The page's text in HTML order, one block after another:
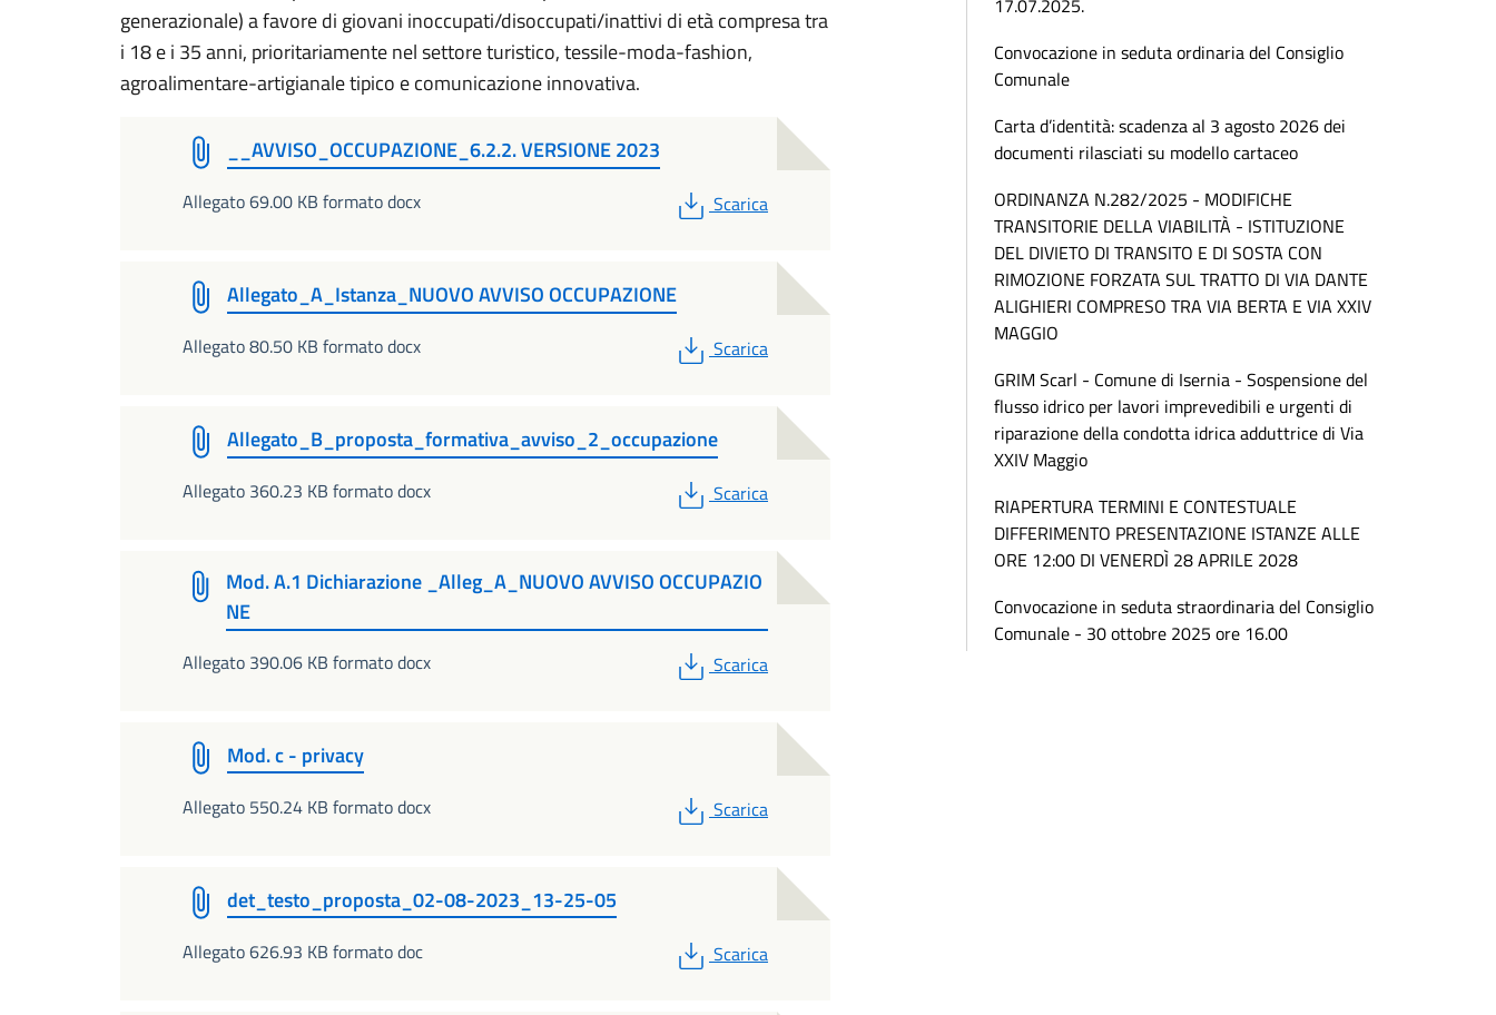
generazionale) a favore di giovani inoccupati/disoccupati/inattivi di età compresa tra
i 18 e i 35 anni, prioritariamente nel settore turistico, tessile-moda-fashion,
agroalimentare-artigianale tipico e comunicazione innovativa.
__AVVISO_OCCUPAZIONE_6.2.2. VERSIONE 2023
Allegato 69.00 KB formato docx PDF
Scarica
Allegato_A_Istanza_NUOVO AVVISO OCCUPAZIONE
Allegato 80.50 KB formato docx PDF
Scarica
Allegato_B_proposta_formativa_avviso_2_occupazione
Allegato 360.23 KB formato docx PDF
Scarica
Mod. A.1 Dichiarazione _Alleg_A_NUOVO AVVISO OCCUPAZIO
NE
Allegato 390.06 KB formato docx PDF
Scarica
Mod. c - privacy
Allegato 550.24 KB formato docx PDF
Scarica
det_testo_proposta_02-08-2023_13-25-05
Allegato 626.93 KB formato doc PDF
Scarica
17.07.2025.
Convocazione in seduta ordinaria del Consiglio
Comunale
Carta d’identità: scadenza al 3 agosto 2026 dei
documenti rilasciati su modello cartaceo
ORDINANZA N.282/2025 - MODIFICHE
TRANSITORIE DELLA VIABILITÀ - ISTITUZIONE
DEL DIVIETO DI TRANSITO E DI SOSTA CON
RIMOZIONE FORZATA SUL TRATTO DI VIA DANTE
ALIGHIERI COMPRESO TRA VIA BERTA E VIA XXIV
MAGGIO
GRIM Scarl - Comune di Isernia - Sospensione del
flusso idrico per lavori imprevedibili e urgenti di
riparazione della condotta idrica adduttrice di Via
XXIV Maggio
RIAPERTURA TERMINI E CONTESTUALE
DIFFERIMENTO PRESENTAZIONE ISTANZE ALLE
ORE 12:00 DI VENERDÌ 28 APRILE 2028
Convocazione in seduta straordinaria del Consiglio
Comunale - 30 ottobre 2025 ore 16.00